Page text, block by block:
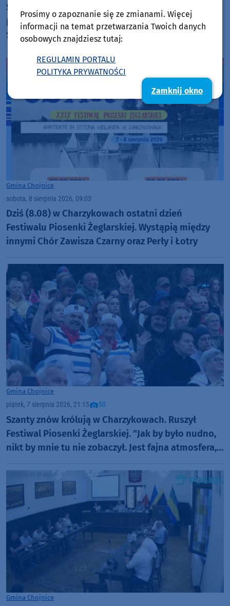
Strażacy wyciągnęli z wody wędkarza, którego łódź
przewróciła się na Jeziorze Charzykowskim.
Świadkowie zdarzenia nie ruszyli z pomocą (FOTO)
Gmina Chojnice
sobota, 8 sierpnia 2026, 09:03
Dziś (8.08) w Charzykowach ostatni dzień
Festiwalu Piosenki Żeglarskiej. Wystąpią między
innymi Chór Zawisza Czarny oraz Perły i Łotry
Gmina Chojnice
piątek, 7 sierpnia 2026, 21:15 50
Szanty znów królują w Charzykowach. Ruszył
Festiwal Piosenki Żeglarskiej. "Jak by było nudno,
nikt by mnie tu nie zobaczył. Jest fajna atmosfera,
Gmina Chojnice
Prosimy o zapoznanie się ze zmianami. Więcej
informacji na temat przetwarzania Twoich danych
osobowych znajdziesz tutaj:
REGULAMIN PORTALU
POLITYKA PRYWATNOŚCI
Zamknij okno